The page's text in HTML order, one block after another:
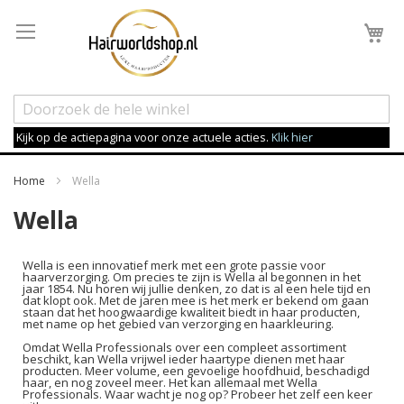
Kijk op de actiepagina voor onze actuele acties. Klik hier
Home Wella
Wella
Wella is een innovatief merk met een grote passie voor
haarverzorging. Om precies te zijn is Wella al begonnen in het
jaar 1854. Nu horen wij jullie denken, zo dat is al een hele tijd en
dat klopt ook. Met de jaren mee is het merk er bekend om gaan
staan dat het hoogwaardige kwaliteit biedt in haar producten,
met name op het gebied van verzorging en haarkleuring.
Omdat Wella Professionals over een compleet assortiment
beschikt, kan Wella vrijwel ieder haartype dienen met haar
producten. Meer volume, een gevoelige hoofdhuid, beschadigd
haar, en nog zoveel meer. Het kan allemaal met Wella
Professionals. Waar wacht je nog op? Probeer het zelf een keer